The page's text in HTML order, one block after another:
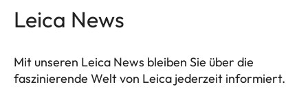
Leica News
Mit unseren Leica News bleiben Sie über die
faszinierende Welt von Leica jederzeit informiert.